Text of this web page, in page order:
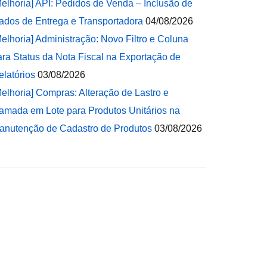
API: Pedidos de Venda – Inclusão de
de Entrega e Transportadora 04/08/2026
Administração: Novo Filtro e Coluna
Status da Nota Fiscal na Exportação de
03/08/2026
Compras: Alteração de Lastro e
em Lote para Produtos Unitários na
de Cadastro de Produtos 03/08/2026